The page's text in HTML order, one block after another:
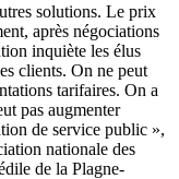
solutions. Le prix
après négociations
inquiète les élus
clients. On ne peut
tarifaires. On a
pas augmenter
de service public »,
nationale des
de la Plagne-